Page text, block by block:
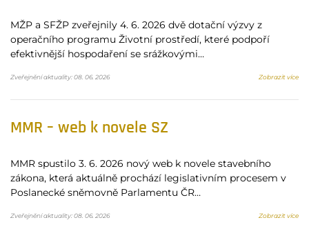
MŽP a SFŽP zveřejnily 4. 6. 2026 dvě dotační výzvy z
operačního programu Životní prostředí, které podpoří
efektivnější hospodaření se srážkovými…
Zveřejnění aktuality: 08. 06. 2026 Zobrazit více
MMR – web k novele SZ
MMR spustilo 3. 6. 2026 nový web k novele stavebního
zákona, která aktuálně prochází legislativním procesem v
Poslanecké sněmovně Parlamentu ČR…
Zveřejnění aktuality: 08. 06. 2026 Zobrazit více